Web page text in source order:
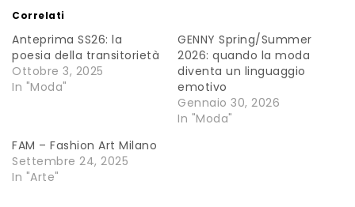
Correlati
Anteprima SS26: la
poesia della transitorietà
Ottobre 3, 2025
In "Moda"
GENNY Spring/Summer
2026: quando la moda
diventa un linguaggio
emotivo
Gennaio 30, 2026
In "Moda"
FAM – Fashion Art Milano
Settembre 24, 2025
In "Arte"